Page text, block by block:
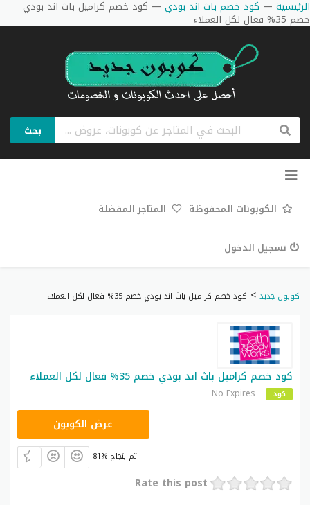
الرئيسية — كود خصم باث اند بودي — كود خصم كراميل باث اند بودي
خصم 35% فعال لكل العملاء
بحث
تخطي
الكوبونات المحفوظة المتاجر المفضلة
تسجيل الدخول
كوبون جديد > كود خصم كراميل باث اند بودي خصم 35% فعال لكل العملاء
كود خصم كراميل باث اند بودي خصم 35% فعال لكل العملاء
كود No Expires
عرض الكوبون
81% تم بنجاح
Rate this post